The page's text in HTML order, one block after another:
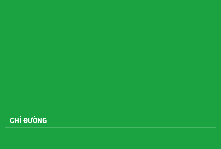
CHỈ ĐƯỜNG